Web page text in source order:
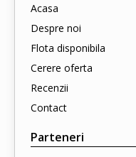
Acasa
Despre noi
Flota disponibila
Cerere oferta
Recenzii
Contact
Parteneri